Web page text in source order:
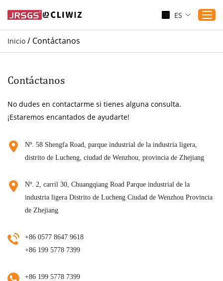
Sustenibilidad
Blogs
Sobre nosotros
ES
Inicio / Contáctanos
Contáctanos
No dudes en contactarme si tienes alguna consulta.
¡Estaremos encantados de ayudarte!
Nº. 58 Shengfa Road, parque industrial de la industria ligera,
distrito de Lucheng, ciudad de Wenzhou, provincia de Zhejiang
Nº. 2, carril 30, Chuangqiang Road Parque industrial de la
industria ligera Distrito de Lucheng Ciudad de Wenzhou Provincia
de Zhejiang
+86 0577 8647 9618
+86 199 5778 7399
+86 199 5778 7399